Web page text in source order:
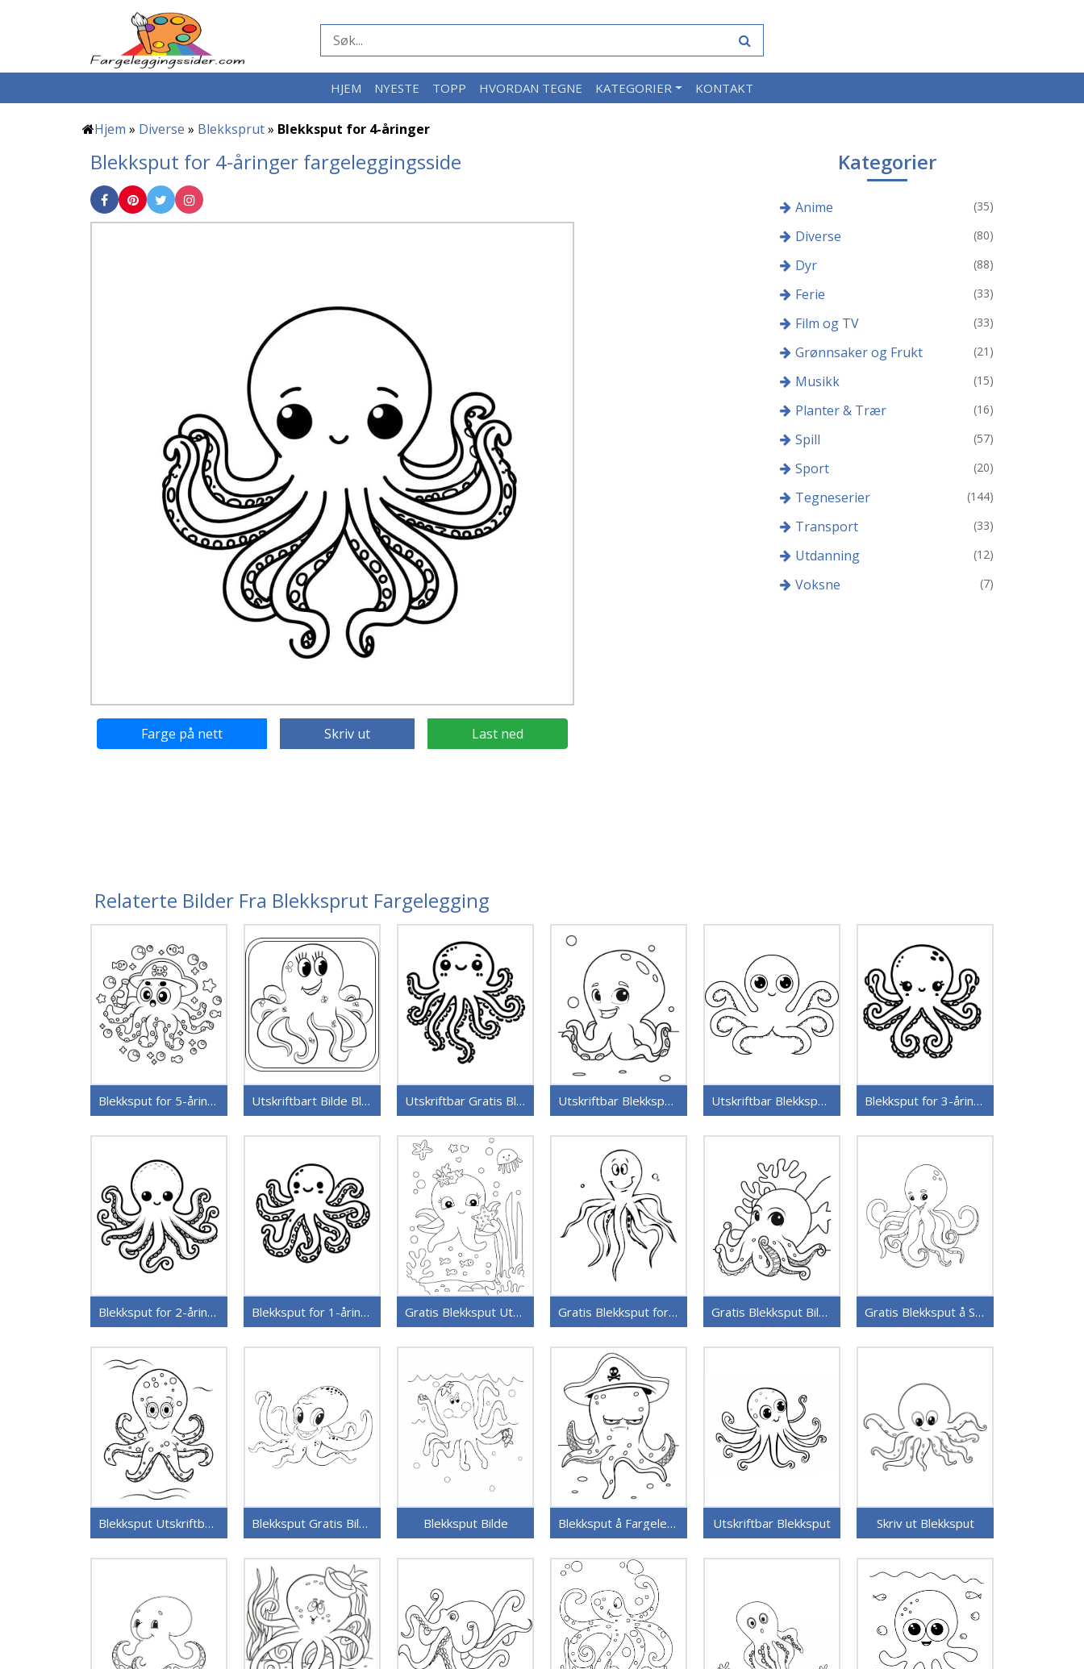
HJEM NYESTE TOPP HVORDAN TEGNE KATEGORIER KONTAKT
Hjem » Diverse » Blekksprut» Blekksput for 4-åringer
Blekksput for 4-åringer fargeleggingsside
Farge på nett Skriv ut Last ned
Kategorier
Anime (35)
Diverse (80)
Dyr (88)
Ferie (33)
Film og TV (33)
Grønnsaker og Frukt (21)
Musikk (15)
Planter & Trær (16)
Spill (57)
Sport (20)
Tegneserier (144)
Transport (33)
Utdanning (12)
Voksne (7)
Relaterte Bilder Fra Blekksprut Fargelegging
Blekksput for 5-åringer Utskriftbart Bilde Blekksput Utskriftbar Gratis Blekksput Utskriftbar Blekksput Uten Kostnad Utskriftbar Blekksput for Barn Blekksput for 3-åringer
Blekksput for 2-åringer Blekksput for 1-åringer Gratis Blekksput Utskriftbar Gratis Blekksput for Barn Gratis Blekksput Bilde Gratis Blekksput å Skrive ut
Blekksput Utskriftbart Bilde Blekksput Gratis Bilde Blekksput Bilde Blekksput å Fargelegge Utskriftbar Blekksput Skriv ut Blekksput